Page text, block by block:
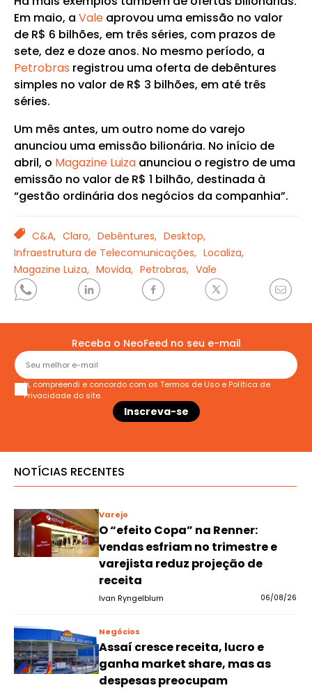
Em maio, a Valeaprovou uma emissão no valor
de R$ 6 bilhões, em três séries, com prazos de
sete, dez e doze anos. No mesmo período, a
Petrobras registrou uma oferta de debêntures
simples no valor de R$ 3 bilhões, em até três
séries.
Um mês antes, um outro nome do varejo
anunciou uma emissão bilionária. No início de
abril, o Magazine Luizaanunciou o registro de uma
emissão no valor de R$ 1 bilhão, destinada à
“gestão ordinária dos negócios da companhia”.
TAGSC&A, Claro, Debêntures, Desktop,
Infraestrutura de Telecomunicações, Localiza,
Magazine Luiza, Movida, Petrobras, Vale
Receba o NeoFeed no seu e-mail
Li, compreendi e concordo com os Termos de Uso e Política de
Privacidade do site.
NOTÍCIAS RECENTES
Varejo
O “efeito Copa” na Renner:
vendas esfriam no trimestre e
varejista reduz projeção de
receita
Ivan Ryngelblum 06/08/26
Negócios
Assaí cresce receita, lucro e
ganha market share, mas as
despesas preocupam